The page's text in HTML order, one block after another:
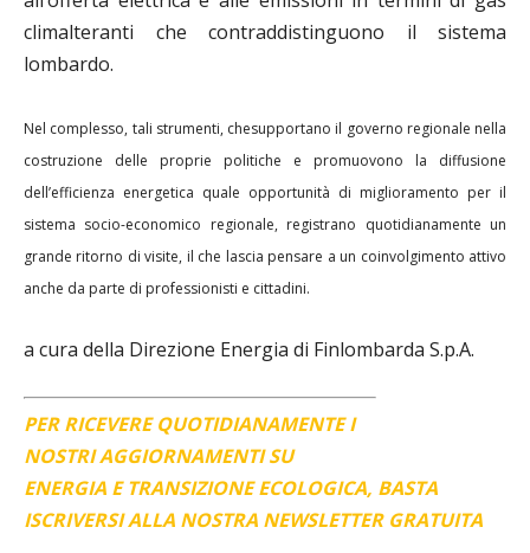
climalteranti che contraddistinguono il sistema
lombardo.
Nel complesso, tali strumenti, chesupportano il governo regionale nella
costruzione delle proprie politiche e promuovono la diffusione
dell’efficienza energetica quale opportunità di miglioramento per il
sistema socio-economico regionale, registrano quotidianamente un
grande ritorno di visite, il che lascia pensare a un coinvolgimento attivo
anche da parte di professionisti e cittadini.
a cura della Direzione Energia di Finlombarda S.p.A.
PER RICEVERE QUOTIDIANAMENTE I
NOSTRI AGGIORNAMENTI SU
ENERGIA E TRANSIZIONE ECOLOGICA, BASTA
ISCRIVERSI ALLA NOSTRA NEWSLETTER GRATUITA